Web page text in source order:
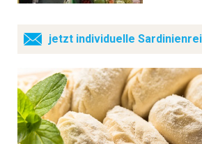
jetzt individuelle